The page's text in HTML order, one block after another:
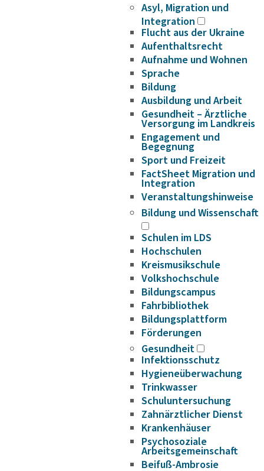
Asyl, Migration und
Integration
Flucht aus der Ukraine
Aufenthaltsrecht
Aufnahme und Wohnen
Sprache
Bildung
Ausbildung und Arbeit
Gesundheit – Ärztliche
Versorgung im Landkreis
Engagement und
Begegnung
Sport und Freizeit
FactSheet Migration und
Integration
Veranstaltungshinweise
Bildung und Wissenschaft
Schulen im LDS
Hochschulen
Kreismusikschule
Volkshochschule
Bildungscampus
Fahrbibliothek
Bildungsplattform
Förderungen
Gesundheit
Infektionsschutz
Hygieneüberwachung
Trinkwasser
Schuluntersuchung
Zahnärztlicher Dienst
Krankenhäuser
Psychosoziale
Arbeitsgemeinschaft
Beifuß-Ambrosie